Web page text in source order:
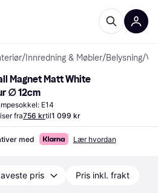
/ Innredning & Møbler/Belysning/
Magnet Matt White
∅ 12cm
E14
fra756 krtil1 099 kr
med Lær hvordan
pris Pris inkl. frakt